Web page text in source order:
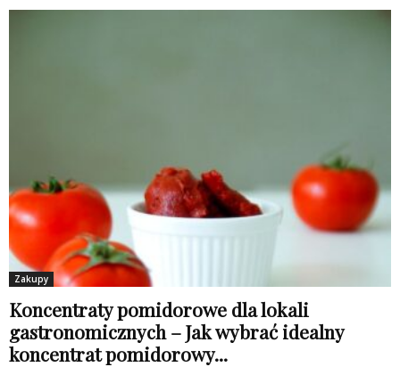
Zakupy
Koncentraty pomidorowe dla lokali
gastronomicznych – Jak wybrać idealny
koncentrat pomidorowy...